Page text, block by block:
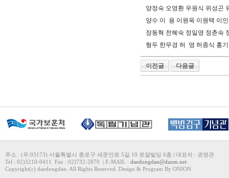
양정숙 오영환 우원식 위성곤
양수 이 용 이원욱 이원택 이
장동혁 전혜숙 정일영 정춘숙
형두 한무경 허 영 허종식 홍
이전글 다음글
주소 : (우:03173) 서울특별시 종로구 새문안로 5길 19 로얄빌딩 6층 | 대표자 : 권영관
Tel : 02)3210-0411 Fax : 02)732-2870 | E-MAIL : daedongdan@daum.net
Copyright(c) daedongdan. All Rights Reserved. Design & Program By ONION